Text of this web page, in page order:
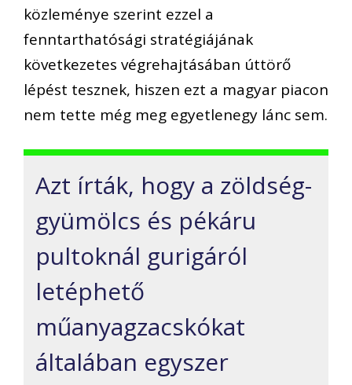
közleménye szerint ezzel a
fenntarthatósági stratégiájának
következetes végrehajtásában úttörő
lépést tesznek, hiszen ezt a magyar piacon
nem tette még meg egyetlenegy lánc sem.
Azt írták, hogy a zöldség-
gyümölcs és pékáru
pultoknál gurigáról
letéphető
műanyagzacskókat
általában egyszer